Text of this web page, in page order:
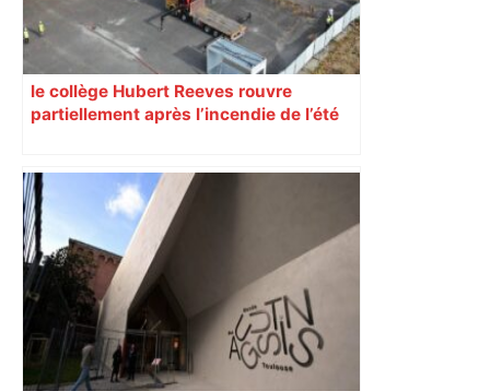
le collège Hubert Reeves rouvre
partiellement après l’incendie de l’été